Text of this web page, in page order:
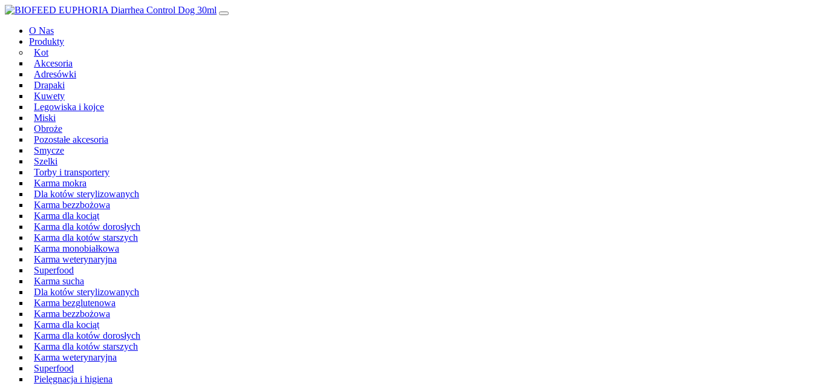
Przeskocz
treści
Main
Navigation
O Nas
Produkty
Kot
Akcesoria
Adresówki
Drapaki
Kuwety
Legowiska i kojce
Miski
Obroże
Pozostałe akcesoria
Smycze
Szelki
Torby i transportery
Karma mokra
Dla kotów sterylizowanych
Karma bezzbożowa
Karma dla kociąt
Karma dla kotów dorosłych
Karma dla kotów starszych
Karma monobiałkowa
Karma weterynaryjna
Superfood
Karma sucha
Dla kotów sterylizowanych
Karma bezglutenowa
Karma bezzbożowa
Karma dla kociąt
Karma dla kotów dorosłych
Karma dla kotów starszych
Karma weterynaryjna
Superfood
Pielęgnacja i higiena